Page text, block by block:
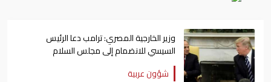
وزير الخارجية المصري: ترامب دعا الرئيس
السيسي للانضمام إلى مجلس السلام
شؤون عربية